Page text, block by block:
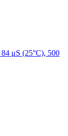
μS (25°C), 500